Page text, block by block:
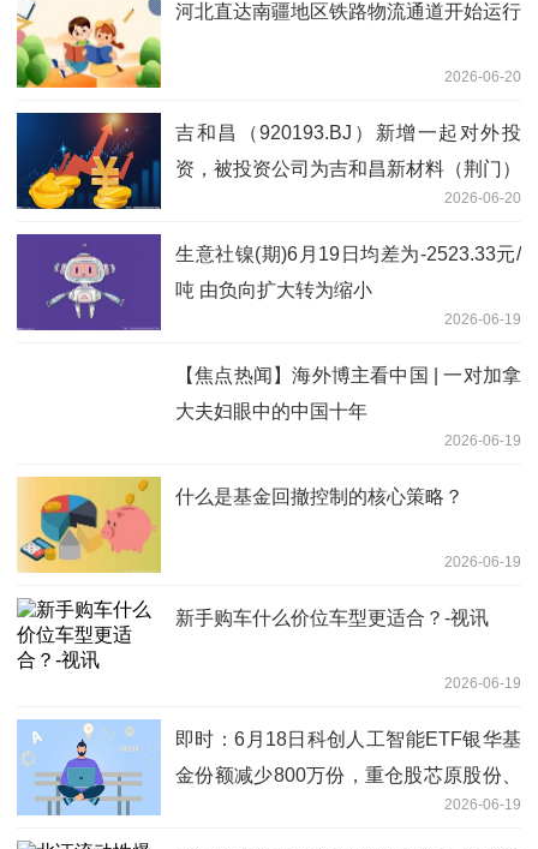
河北直达南疆地区铁路物流通道开始运行
2026-06-20
吉和昌（920193.BJ）新增一起对外投
资，被投资公司为吉和昌新材料（荆门）
2026-06-20
生意社镍(期)6月19日均差为-2523.33元/
吨 由负向扩大转为缩小
2026-06-19
【焦点热闻】海外博主看中国 | 一对加拿
大夫妇眼中的中国十年
2026-06-19
什么是基金回撤控制的核心策略？
2026-06-19
新手购车什么价位车型更适合？-视讯
2026-06-19
即时：6月18日科创人工智能ETF银华基
金份额减少800万份，重仓股芯原股份、
2026-06-19